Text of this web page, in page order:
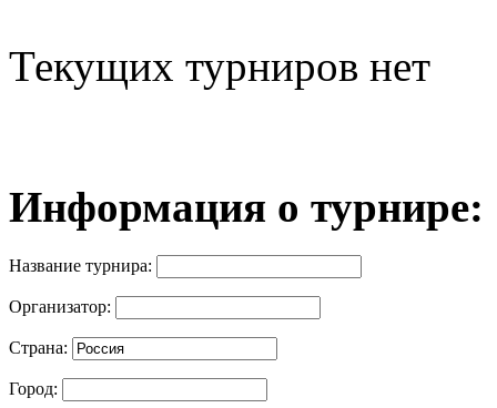
Текущих турниров нет
Информация о турнире:
Название турнира:
Организатор:
Страна:
Город: